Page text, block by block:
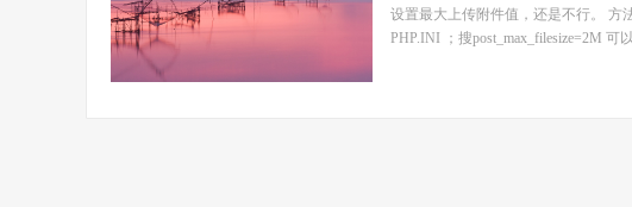
设置最大上传附件值，还是不行。 方
PHP.INI ；搜post_max_filesize=2M 可